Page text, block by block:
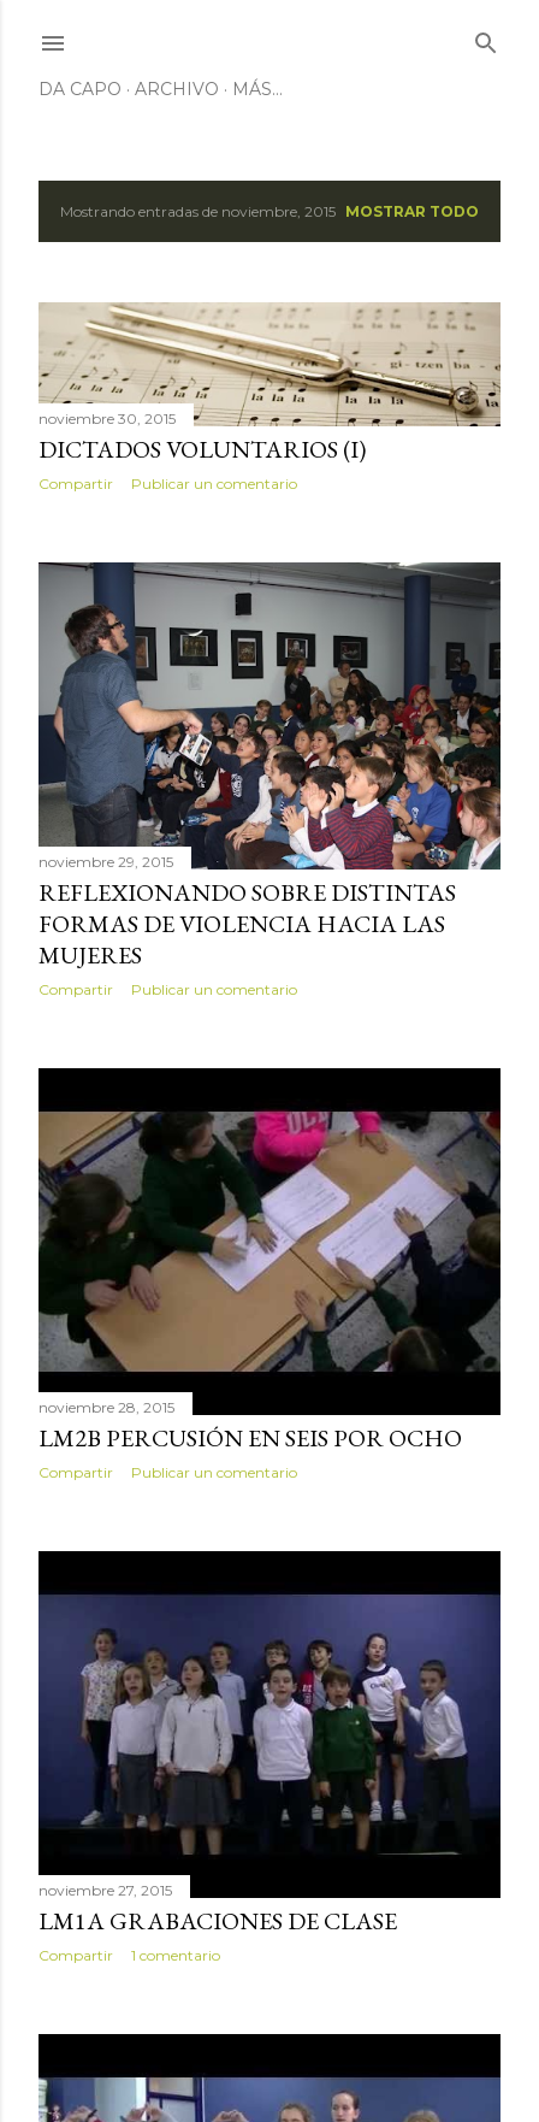
DA CAPO ARCHIVO MÁS…
E
r
a
d
s
Mostrando entradas de noviembre, 2015 MOSTRAR TODO
noviembre 30, 2015
DICTADOS VOLUNTARIOS (I)
Compartir Publicar un comentario
noviembre 29, 2015
REFLEXIONANDO SOBRE DISTINTAS
FORMAS DE VIOLENCIA HACIA LAS
MUJERES
Compartir Publicar un comentario
noviembre 28, 2015
LM2B PERCUSIÓN EN SEIS POR OCHO
Compartir Publicar un comentario
noviembre 27, 2015
LM1A GRABACIONES DE CLASE
Compartir 1 comentario